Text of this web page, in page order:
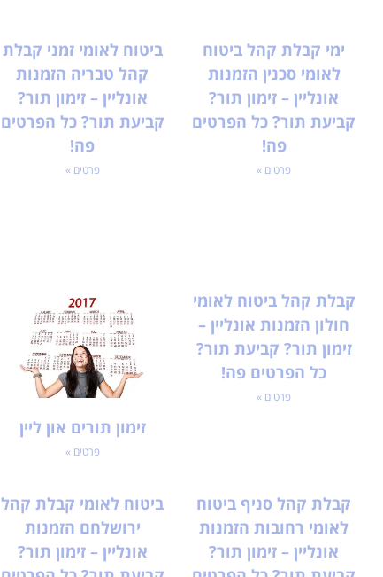
ימי קבלת קהל ביטוח
לאומי סכנין הזמנות
אונליין – זימון תור?
קביעת תור? כל הפרטים
פה!
פרטים »
ביטוח לאומי זמני קבלת
קהל טבריה הזמנות
אונליין – זימון תור?
קביעת תור? כל הפרטים
פה!
פרטים »
קבלת קהל ביטוח לאומי
חולון הזמנות אונליין –
זימון תור? קביעת תור?
כל הפרטים פה!
פרטים »
זימון תורים און ליין
פרטים »
קבלת קהל סניף ביטוח
לאומי רחובות הזמנות
אונליין – זימון תור?
ביטוח לאומי קבלת קהל
ירושלחם הזמנות
אונליין – זימון תור?